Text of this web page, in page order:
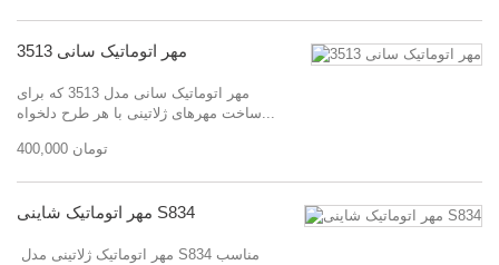
مهر اتوماتیک سانی 3513
مهر اتوماتیک سانی مدل 3513 که برای
ساخت مهرهای ژلاتینی با هر طرح دلخواه...
400,000 تومان
مهر اتوماتیک شاینی S834